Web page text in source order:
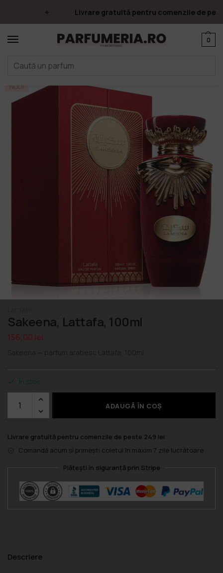
Livrare gratuită pentru comenzile de
0
Prima pagină / Parfumuri
NOU!
Sakeena, Lattafa, 100ml
156,00 lei
În stoc
ADAUGĂ ÎN COȘ
Livrare gratuită pentru comenzile de peste 249 lei
Comandă acum și primești coletul în maxim 7 zile lucrătoare
Plătești în siguranță prin Stripe
Descriere